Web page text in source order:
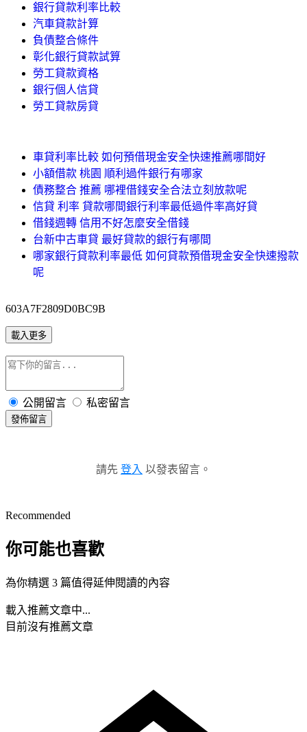
銀行貸款利率比較
汽車貸款計算
負債整合條件
彰化銀行貸款試算
勞工貸款資格
銀行個人信貸
勞工貸款房貸
車貸利率比較 如何預借現金安全快速推薦哪間好
小額借款 桃園 順利過件銀行有哪家
債務整合 推薦 哪裡借錢安全合法立刻放款呢
信貸 利率 貸款哪間銀行利率最低過件率高好貸
借錢週轉 信用不好怎麼安全借錢
台新中古車貸 最好貸款的銀行有哪間
哪家銀行貸款利率最低 如何貸款預借現金安全快速撥款
呢
603A7F2809D0BC9B
載入更多
公開留言 私密留言
發佈留言
請先 登入 以發表留言。
Recommended
你可能也喜歡
為你精選 3 篇值得延伸閱讀的內容
載入推薦文章中...
目前沒有推薦文章